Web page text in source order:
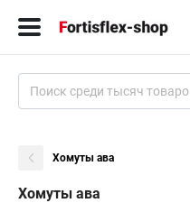
Хомуты ава
Хомуты ава